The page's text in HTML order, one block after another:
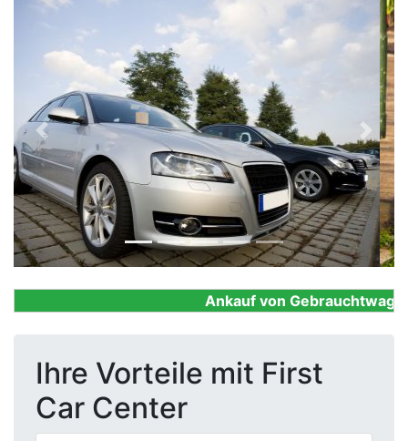
Previous Next
Ankauf von
Ihre Vorteile mit First
Car Center